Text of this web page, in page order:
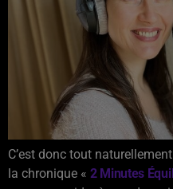
C’est donc tout naturellement
la chronique « 2 Minutes